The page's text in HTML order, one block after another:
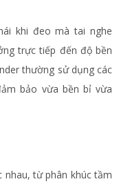
khi đeo mà tai nghe
trực tiếp đến độ bền
thường sử dụng các
bảo vừa bền bỉ vừa
nhau, từ phân khúc tầm